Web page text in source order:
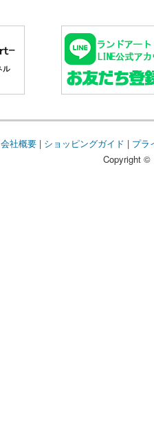
会社概要| ショッピングガイド | プラ
Copyright ©